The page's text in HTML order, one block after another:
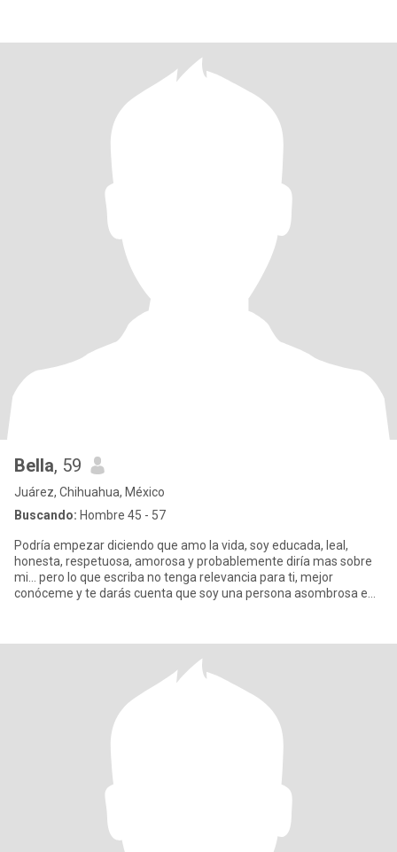
Bella, 59
Juárez, Chihuahua, México
Buscando: Hombre 45 - 57
Podría empezar diciendo que amo la vida, soy educada, leal,
honesta, respetuosa, amorosa y probablemente diría mas sobre
mi... pero lo que escriba no tenga relevancia para ti, mejor
conóceme y te darás cuenta que soy una persona asombrosa e